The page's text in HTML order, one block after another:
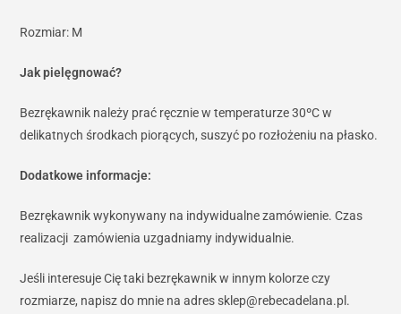
Rozmiar: M
Jak pielęgnować?
Bezrękawnik należy prać ręcznie w temperaturze 30ºC w
delikatnych środkach piorących, suszyć po rozłożeniu na płasko.
Dodatkowe informacje:
Bezrękawnik wykonywany na indywidualne zamówienie. Czas
realizacji zamówienia uzgadniamy indywidualnie.
Jeśli interesuje Cię taki bezrękawnik w innym kolorze czy
rozmiarze, napisz do mnie na adres sklep@rebecadelana.pl.